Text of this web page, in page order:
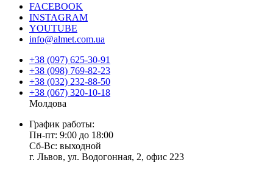
FACEBOOK
INSTAGRAM
YOUTUBE
info@almet.com.ua
+38 (097) 625-30-91
+38 (098) 769-82-23
+38 (032) 232-88-50
+38 (067) 320-10-18
Молдова
График работы:
Пн-пт: 9:00 до 18:00
Сб-Вс: выходной
г. Львов, ул. Водогонная, 2, офис 223